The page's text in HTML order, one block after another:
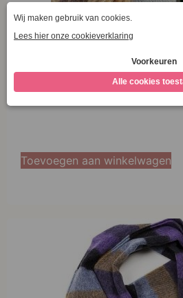
Mix Check
€34,95
Toevoegen aan winkelwagen